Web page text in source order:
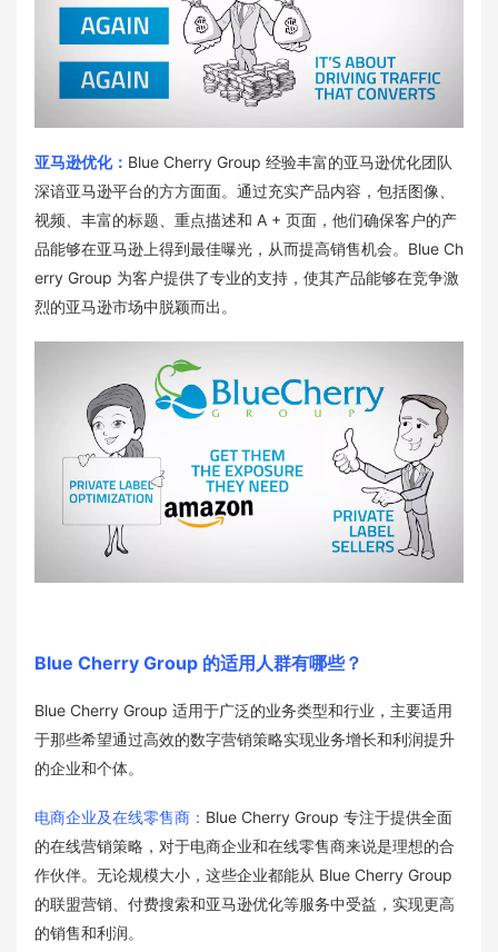
亚马逊优化： Blue Cherry Group 经验丰富的亚马逊优化团队
深谙亚马逊平台的方方面面。通过充实产品内容，包括图像、
视频、丰富的标题、重点描述和 A + 页面，他们确保客户的产
品能够在亚马逊上得到最佳曝光，从而提高销售机会。Blue Ch
erry Group 为客户提供了专业的支持，使其产品能够在竞争激
烈的亚马逊市场中脱颖而出。
Blue Cherry Group 的适用人群有哪些？
Blue Cherry Group 适用于广泛的业务类型和行业，主要适用
于那些希望通过高效的数字营销策略实现业务增长和利润提升
的企业和个体。
电商企业及在线零售商： Blue Cherry Group 专注于提供全面
的在线营销策略，对于电商企业和在线零售商来说是理想的合
作伙伴。无论规模大小，这些企业都能从 Blue Cherry Group
的联盟营销、付费搜索和亚马逊优化等服务中受益，实现更高
的销售和利润。